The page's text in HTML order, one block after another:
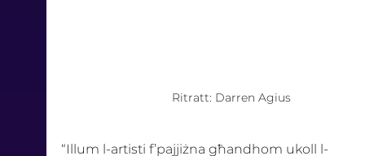
Ritratt: Darren Agius
“Illum l-artisti f’pajjiżna għandhom ukoll l-